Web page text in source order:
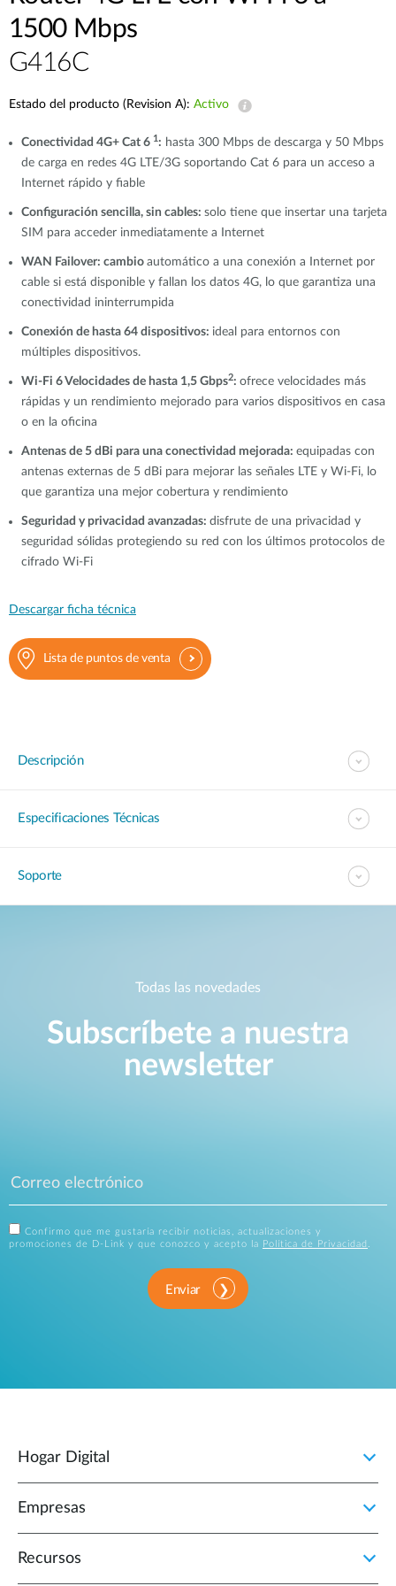
1500 Mbps
G416C
Estado del producto (Revision A): Activo
Conectividad 4G+ Cat 6 1 : hasta 300 Mbps de descarga y 50 Mbps
de carga en redes 4G LTE/3G soportando Cat 6 para un acceso a
Internet rápido y fiable
Configuración sencilla, sin cables: solo tiene que insertar una tarjeta
SIM para acceder inmediatamente a Internet
WAN Failover: cambio automático a una conexión a Internet por
cable si está disponible y fallan los datos 4G, lo que garantiza una
conectividad ininterrumpida
Conexión de hasta 64 dispositivos: ideal para entornos con
múltiples dispositivos.
Wi-Fi 6 Velocidades de hasta 1,5 Gbps2: ofrece velocidades más
rápidas y un rendimiento mejorado para varios dispositivos en casa
o en la oficina
Antenas de 5 dBi para una conectividad mejorada: equipadas con
antenas externas de 5 dBi para mejorar las señales LTE y Wi-Fi, lo
que garantiza una mejor cobertura y rendimiento
Seguridad y privacidad avanzadas: disfrute de una privacidad y
seguridad sólidas protegiendo su red con los últimos protocolos de
cifrado Wi-Fi
Descargar ficha técnica
Lista de puntos de venta
Descripción
Especificaciones Técnicas
Soporte
Todas las novedades
Subscríbete a nuestra
newsletter
Confirmo que me gustaría recibir noticias, actualizaciones y
promociones de D-Link y que conozco y acepto la
Política de Privacidad .
Enviar
Hogar Digital
Empresas
Recursos